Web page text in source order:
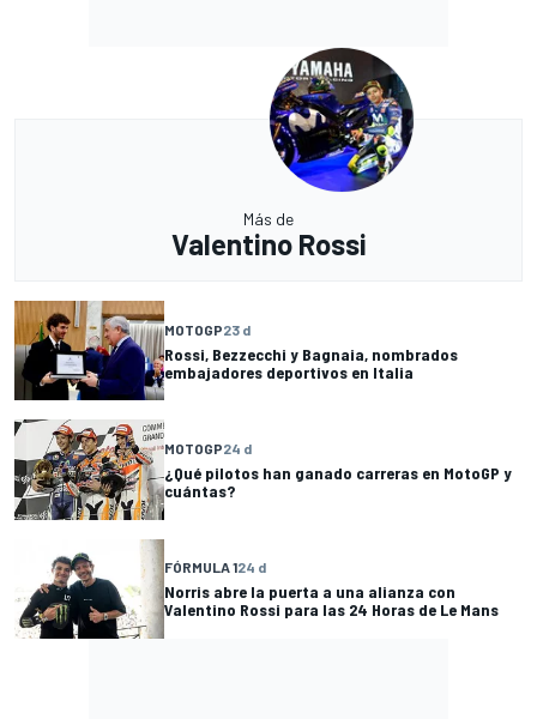
Más de
Valentino Rossi
MOTOGP23 d
Rossi, Bezzecchi y Bagnaia, nombrados
embajadores deportivos en Italia
MOTOGP24 d
¿Qué pilotos han ganado carreras en MotoGP y
cuántas?
FÓRMULA 124 d
Norris abre la puerta a una alianza con
Valentino Rossi para las 24 Horas de Le Mans